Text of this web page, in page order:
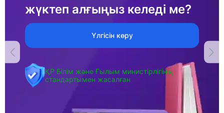
жүктеп алғыңыз келеді ме?
Үлгісін көру
ҚР Білім және Ғылым министірлігінің
стандартымен жасалған